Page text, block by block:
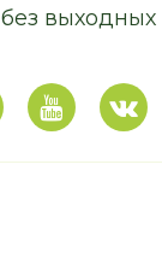
без выходных